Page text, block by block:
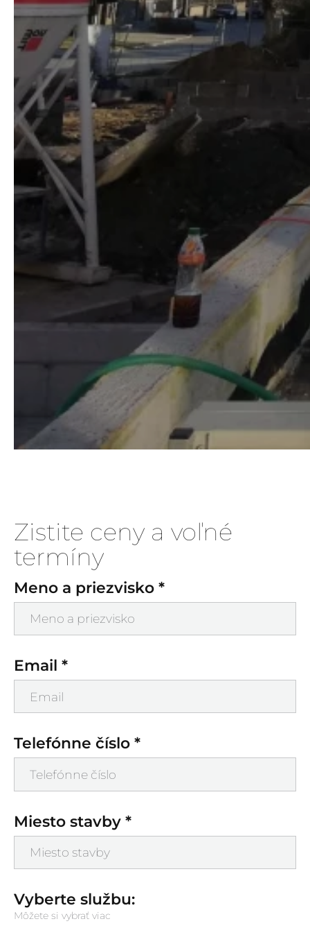
Zistite ceny a voľné
termíny
Meno a priezvisko *
Email *
Telefónne číslo *
Miesto stavby *
Vyberte službu:
Môžete si vybrať viac